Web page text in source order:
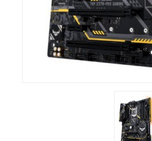
Аксесоари
Смартфони